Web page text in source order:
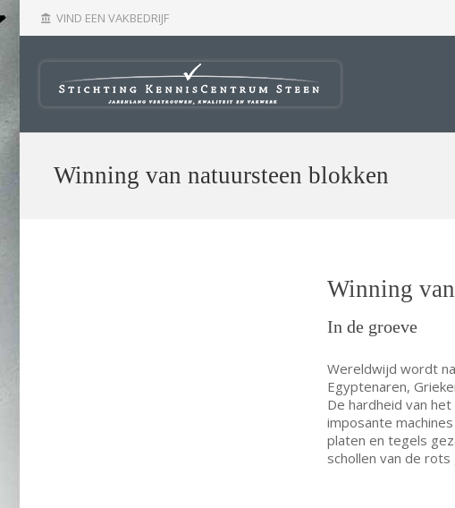
account_balance VIND EEN VAKBEDRIJF
Winning van natuursteen blokken
Winning
In de groeve
Wereldwijd wordt
Egyptenaren,
De hardheid van
imposante
platen en tegels
schollen van de